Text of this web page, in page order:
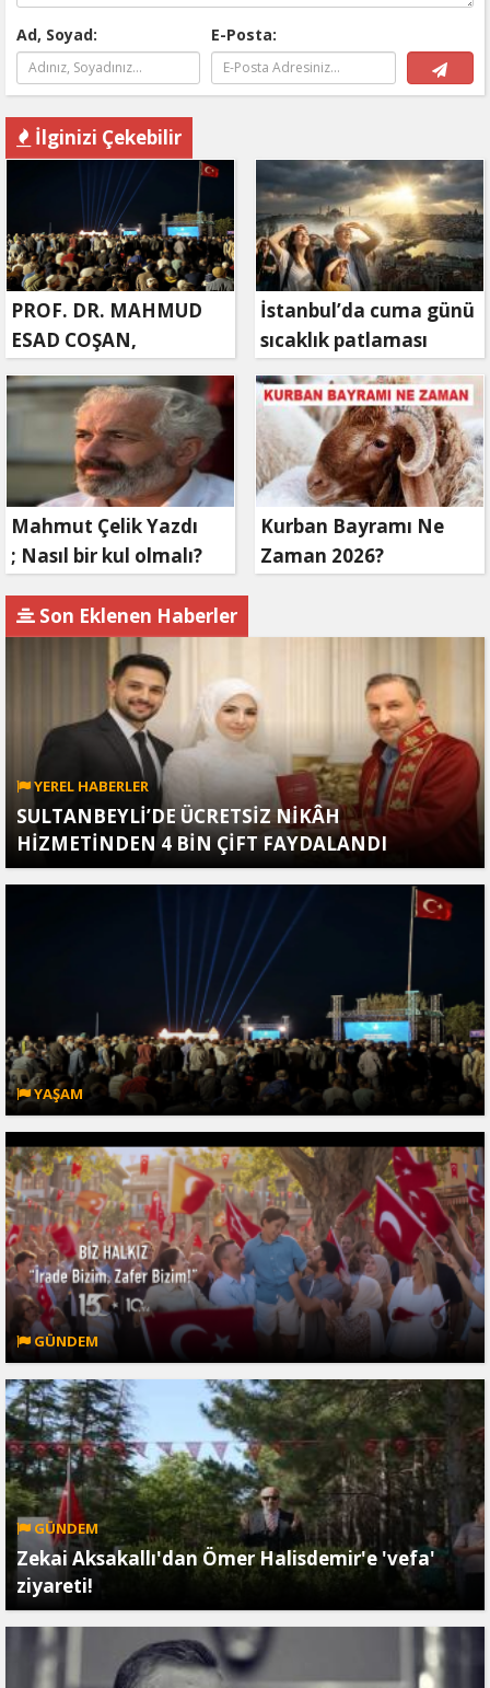
Ad, Soyad: E-Posta:
İlginizi Çekebilir
PROF. DR. MAHMUD
ESAD COŞAN,
DOĞUMUNUN HİCRÎ
91. YILINDA ELAZIĞ'DA
YÂD EDİLECEK
İstanbul’da cuma günü
sıcaklık patlaması
yaşanacak
Mahmut Çelik Yazdı
; Nasıl bir kul olmalı?
Kurban Bayramı Ne
Zaman 2026?
Son Eklenen Haberler
YEREL HABERLER
SULTANBEYLİ’DE ÜCRETSİZ NİKÂH
HİZMETİNDEN 4 BİN ÇİFT FAYDALANDI
YAŞAM
GÜNDEM
GÜNDEM
Zekai Aksakallı'dan Ömer Halisdemir'e 'vefa'
ziyareti!